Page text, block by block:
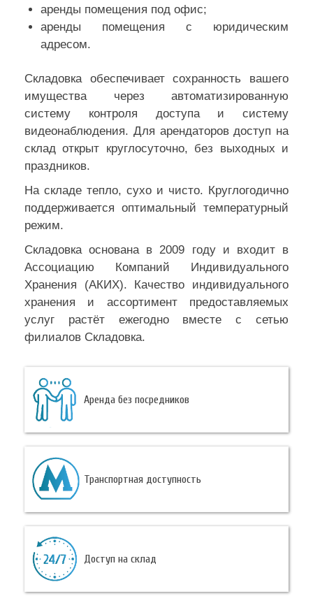
аренды помещения под офис;
аренды помещения с юридическим
адресом.
Складовка обеспечивает сохранность вашего
имущества через автоматизированную
систему контроля доступа и систему
видеонаблюдения. Для арендаторов доступ на
склад открыт круглосуточно, без выходных и
праздников.
На складе тепло, сухо и чисто. Круглогодично
поддерживается оптимальный температурный
режим.
Складовка основана в 2009 году и входит в
Ассоциацию Компаний Индивидуального
Хранения (АКИХ). Качество индивидуального
хранения и ассортимент предоставляемых
услуг растёт ежегодно вместе с сетью
филиалов Складовка.
Аренда без посредников
Транспортная доступность
Доступ на склад